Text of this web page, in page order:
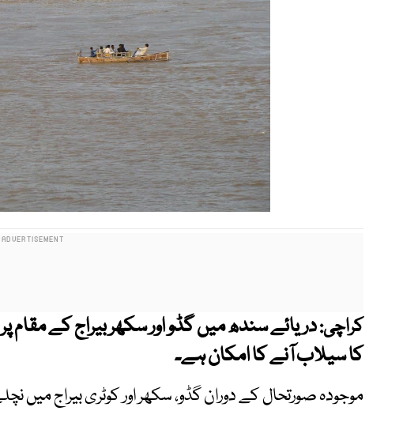
کراچی:
کا سیلاب آنے کا امکان ہے۔
موجودہ صورتحال کے دوران گڈو، سکھر اور کوٹری بیراج میں